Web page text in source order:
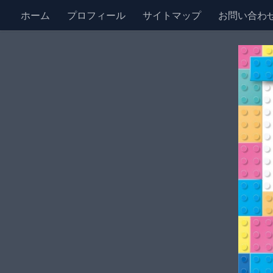
ホーム プロフィール サイトマップ お問い合わ